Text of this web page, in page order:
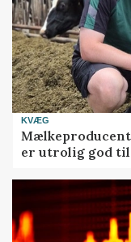
KVÆG
Mælkeproducent
er utrolig god til